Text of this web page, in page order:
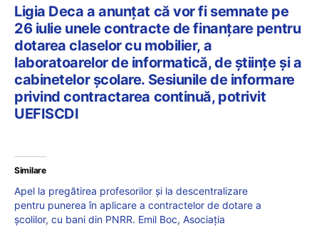
Ligia Deca a anunțat că vor fi semnate pe
26 iulie unele contracte de finanţare pentru
dotarea claselor cu mobilier, a
laboratoarelor de informatică, de științe și a
cabinetelor școlare. Sesiunile de informare
privind contractarea continuă, potrivit
UEFISCDI
Similare
Apel la pregătirea profesorilor și la descentralizare
pentru punerea în aplicare a contractelor de dotare a
școlilor, cu bani din PNRR. Emil Boc, Asociația